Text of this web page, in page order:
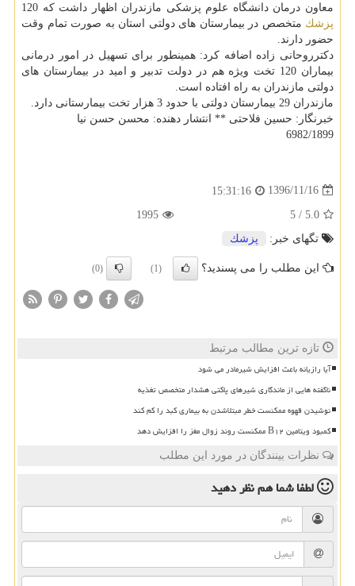
معاون درمان دانشگاه علوم پزشكی مازندران اظهار داشت كه 120
پزشك متخصص در بیمارستان های دولتی استان به صورت تمام وقت
حضور دارند.
دكترروحانی زاده اضافه كرد: همینطور برای تسهیل در امور درمانی
بیماران 120 تخت ویژه هم در دولت تدبیر و امید در بیمارستان های
دولتی مازندران به راه افتاده است.
مازندران 29 بیمارستان دولتی با حدود 3 هزار تخت بیمارستانی دارد.
خبرنگار: حسین فلاحتی ** انتشار دهنده: محسن حسن نیا
6982/1899
1396/11/16
15:31:16
5.0
/
5
1995
تگهای خبر:
پزشك
این مطلب را می پسندید؟ (1)
(0)
تازه ترین مطالب مرتبط
آیا رازیانه باعث افزایش شیرمادر می شود
ناگفته هایی از ماندگاری شیرهای پاکتی هشدار متخصص تغذیه
نوشیدن قهوه ممکنست خطر مبتلاشدن به بیماری کبد را کم کند
کمبود ویتامین B۱۲ ممکنست روند زوال مغز را افزایش دهد
نظرات بینندگان در مورد این مطلب
لطفا شما همنظر دهید